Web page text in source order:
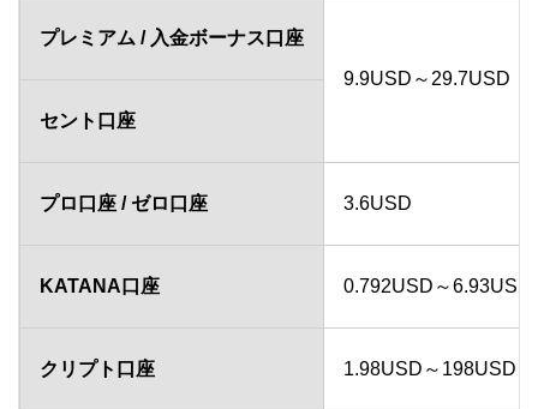
プレミアム / 入金ボーナス口座
9.9USD～29.7USD（
セント口座
プロ口座 / ゼロ口座 3.6USD
KATANA口座 0.792USD～6.93USD
クリプト口座 1.98USD～198USD（